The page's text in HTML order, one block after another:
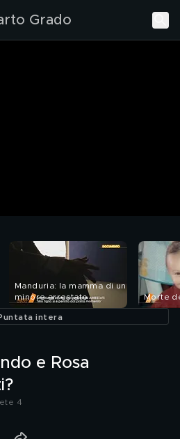
Grado
Manduria: la mamma di un
minore arrestato
Morte
intera
e Rosa
4